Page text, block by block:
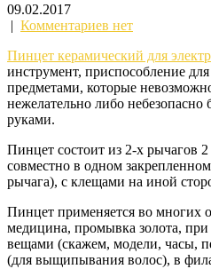
09.02.2017
| Комментариев нет
Пинцет керамический для
инструмент, приспособление
предметами, которые
нежелательно либо
руками.
Пинцет состоит из 2-х рычагов
совместно в одном
рычага), с клещами на иной
Пинцет применяется во многих
медицина, промывка золота,
вещами (скажем, модели, часы,
(для выщипывания волос), в